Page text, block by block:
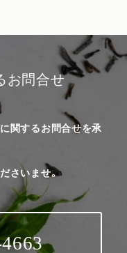
お問合せ
関するお問合せを承
さいませ。